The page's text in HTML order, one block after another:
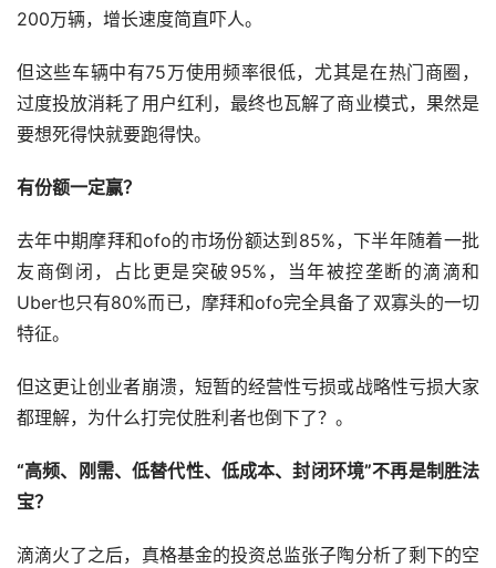
200万辆，增长速度简直吓人。
但这些车辆中有75万使用频率很低，尤其是在热门商圈，
过度投放消耗了用户红利，最终也瓦解了商业模式，果然是
要想死得快就要跑得快。
有份额一定赢？
去年中期摩拜和ofo的市场份额达到85%，下半年随着一批
友商倒闭，占比更是突破95%，当年被控垄断的滴滴和
Uber也只有80%而已，摩拜和ofo完全具备了双寡头的一切
特征。
但这更让创业者崩溃，短暂的经营性亏损或战略性亏损大家
都理解，为什么打完仗胜利者也倒下了？。
“高频、刚需、低替代性、低成本、封闭环境”不再是制胜法
宝？
滴滴火了之后，真格基金的投资总监张子陶分析了剩下的空